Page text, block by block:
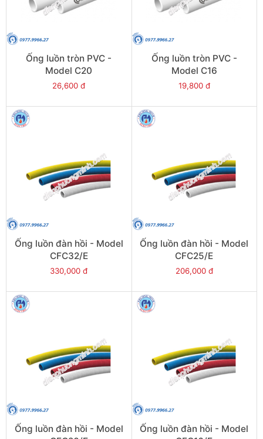
Ống luồn tròn PVC -
Model C20
26,600 đ
Ống luồn tròn PVC -
Model C16
19,800 đ
Ống luồn đàn hồi - Model
CFC32/E
330,000 đ
Ống luồn đàn hồi - Model
CFC25/E
206,000 đ
Ống luồn đàn hồi - Model
Ống luồn đàn hồi - Model